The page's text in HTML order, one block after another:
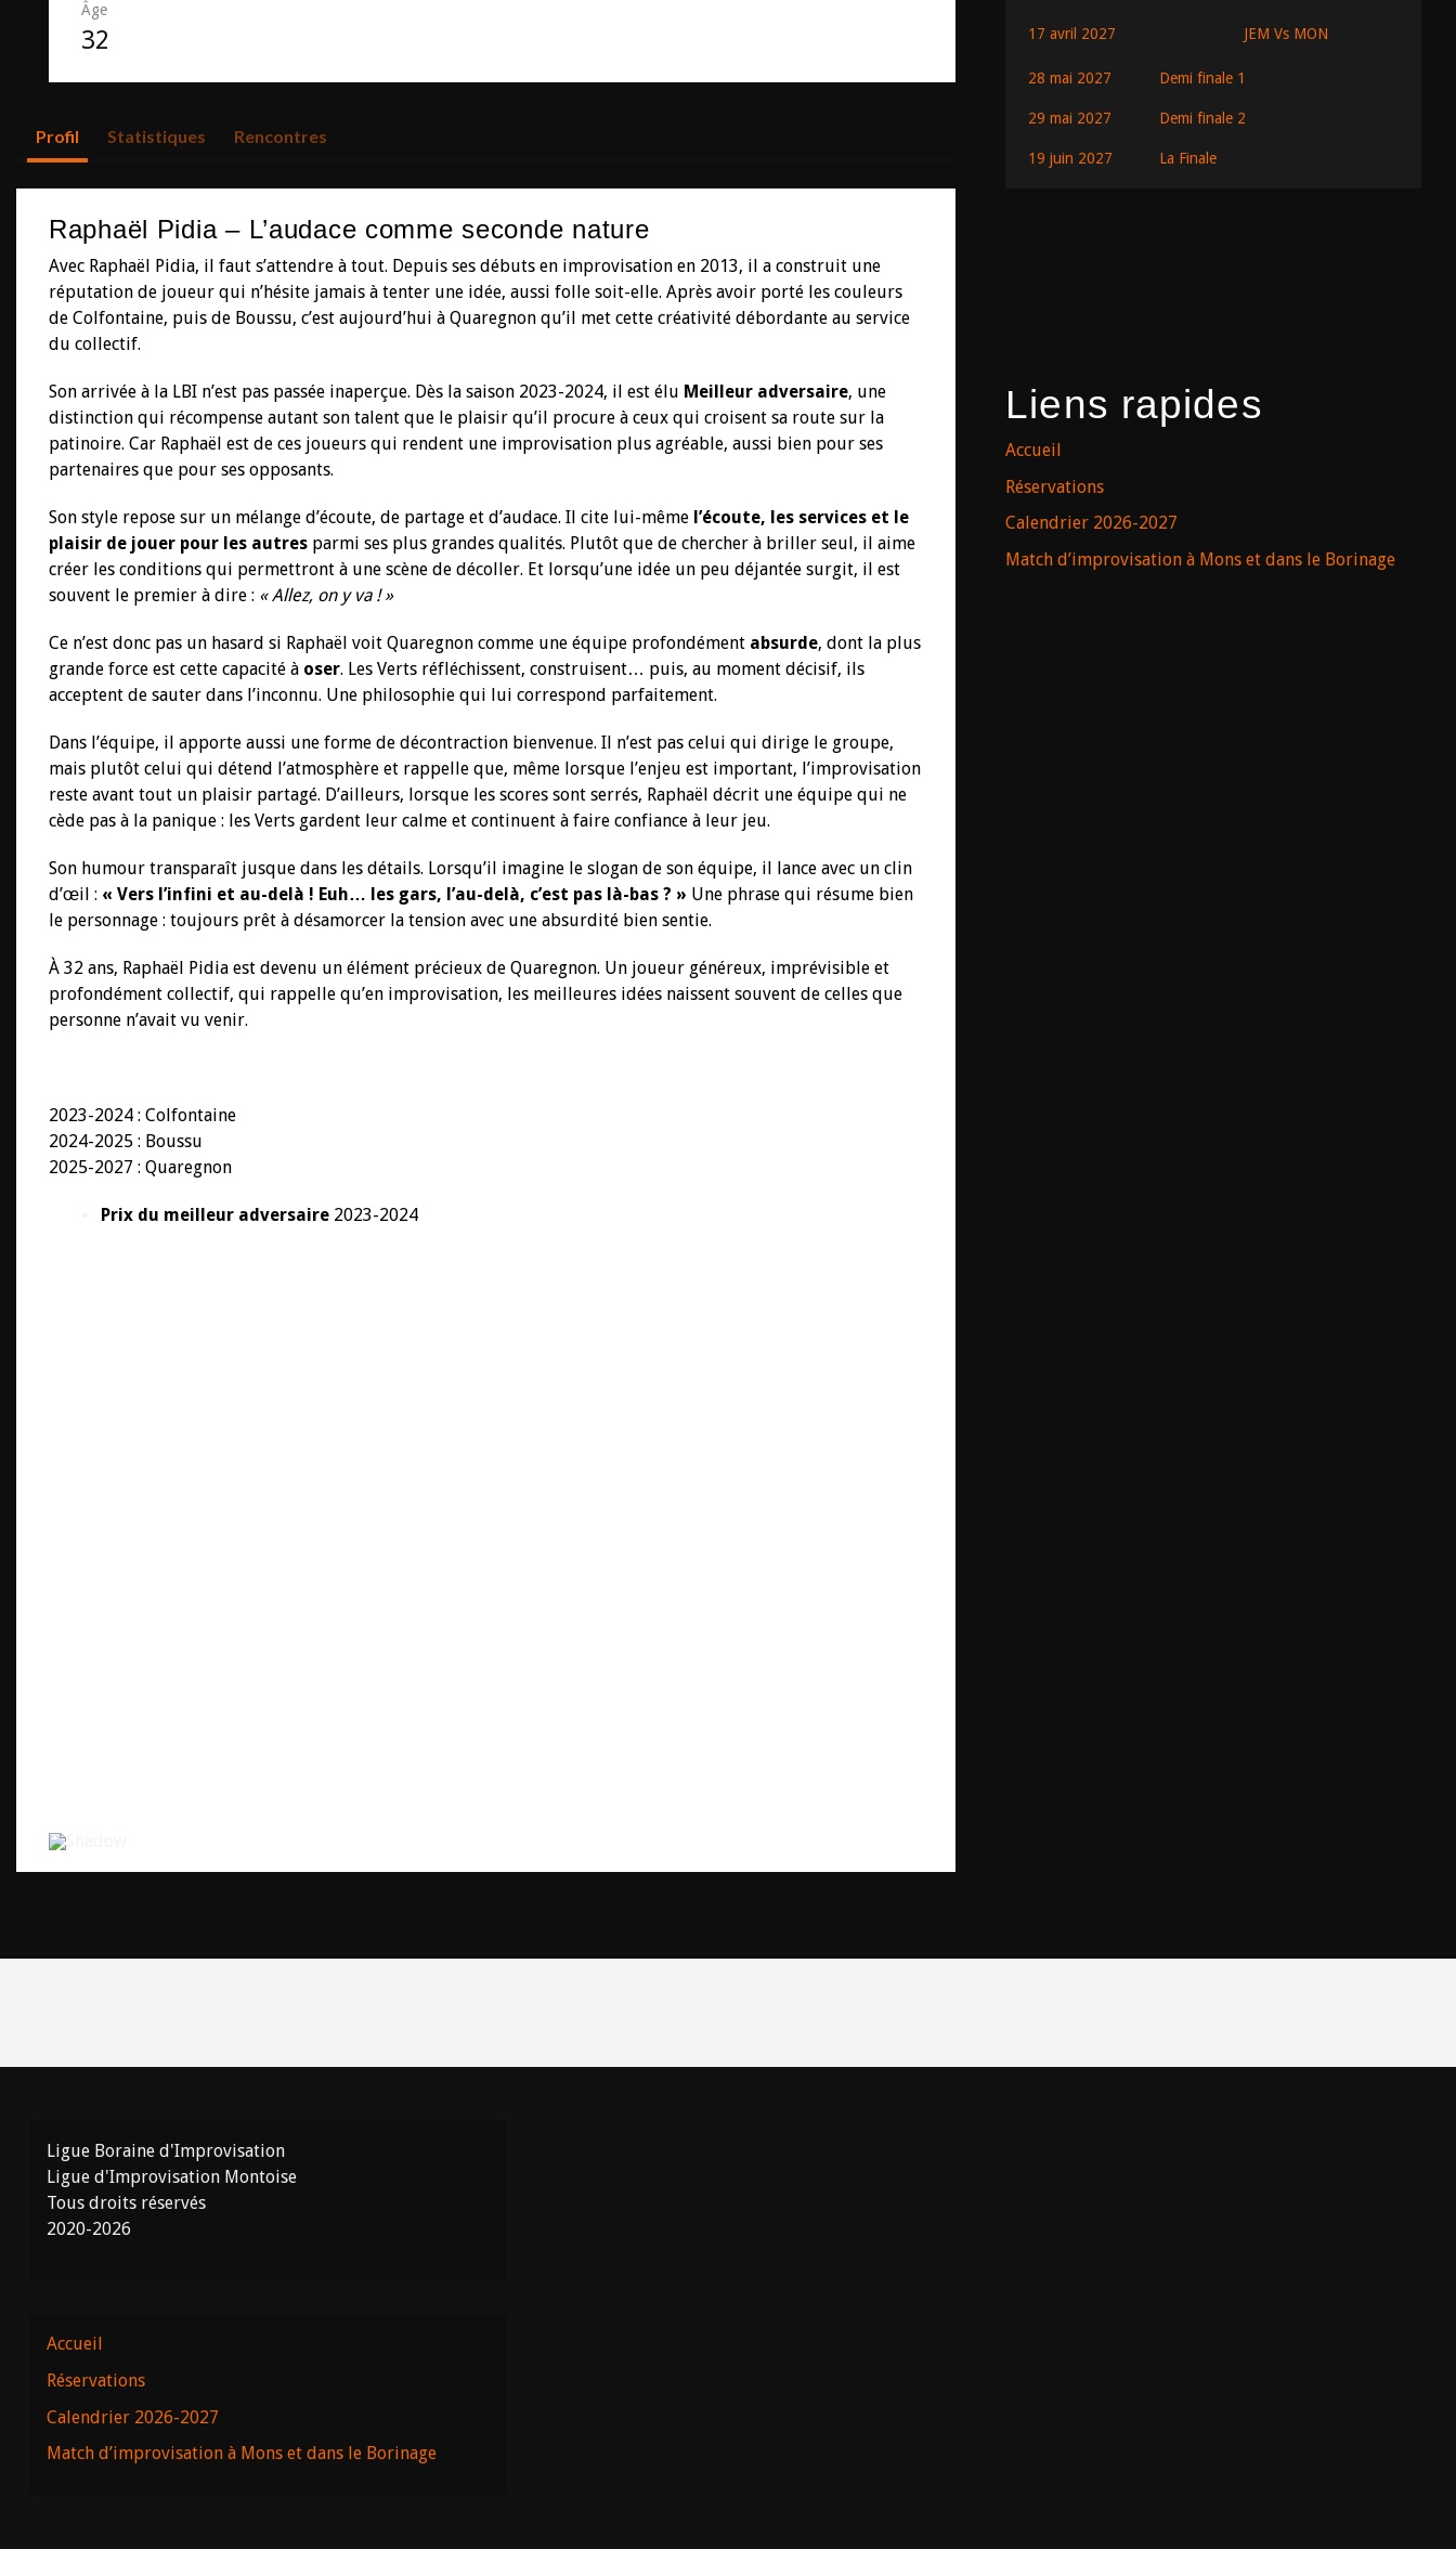
Âge
32
Profil Statistiques Rencontres
Raphaël Pidia – L’audace comme seconde nature
Avec Raphaël Pidia, il faut s’attendre à tout. Depuis ses débuts en improvisation en 2013, il a construit une
réputation de joueur qui n’hésite jamais à tenter une idée, aussi folle soit-elle. Après avoir porté les couleurs
de Colfontaine, puis de Boussu, c’est aujourd’hui à Quaregnon qu’il met cette créativité débordante au service
du collectif.
Son arrivée à la LBI n’est pas passée inaperçue. Dès la saison 2023-2024, il est élu Meilleur adversaire, une
distinction qui récompense autant son talent que le plaisir qu’il procure à ceux qui croisent sa route sur la
patinoire. Car Raphaël est de ces joueurs qui rendent une improvisation plus agréable, aussi bien pour ses
partenaires que pour ses opposants.
Son style repose sur un mélange d’écoute, de partage et d’audace. Il cite lui-même l’écoute, les services et le
plaisir de jouer pour les autres parmi ses plus grandes qualités. Plutôt que de chercher à briller seul, il aime
créer les conditions qui permettront à une scène de décoller. Et lorsqu’une idée un peu déjantée surgit, il est
souvent le premier à dire : « Allez, on y va ! »
Ce n’est donc pas un hasard si Raphaël voit Quaregnon comme une équipe profondément absurde, dont la plus
grande force est cette capacité à oser. Les Verts réfléchissent, construisent… puis, au moment décisif, ils
acceptent de sauter dans l’inconnu. Une philosophie qui lui correspond parfaitement.
Dans l’équipe, il apporte aussi une forme de décontraction bienvenue. Il n’est pas celui qui dirige le groupe,
mais plutôt celui qui détend l’atmosphère et rappelle que, même lorsque l’enjeu est important, l’improvisation
reste avant tout un plaisir partagé. D’ailleurs, lorsque les scores sont serrés, Raphaël décrit une équipe qui ne
cède pas à la panique : les Verts gardent leur calme et continuent à faire confiance à leur jeu.
Son humour transparaît jusque dans les détails. Lorsqu’il imagine le slogan de son équipe, il lance avec un clin
d’œil : « Vers l’infini et au-delà ! Euh… les gars, l’au-delà, c’est pas là-bas ? » Une phrase qui résume bien
le personnage : toujours prêt à désamorcer la tension avec une absurdité bien sentie.
À 32 ans, Raphaël Pidia est devenu un élément précieux de Quaregnon. Un joueur généreux, imprévisible et
profondément collectif, qui rappelle qu’en improvisation, les meilleures idées naissent souvent de celles que
personne n’avait vu venir.
2023-2024 : Colfontaine
2024-2025 : Boussu
2025-2027 : Quaregnon
Prix du meilleur adversaire 2023-2024
17 avril 2027 JEM Vs MON
28 mai 2027 Demi finale 1
29 mai 2027 Demi finale 2
19 juin 2027 La Finale
Liens rapides
Accueil
Réservations
Calendrier 2026-2027
Match d’improvisation à Mons et dans le Borinage
Ligue Boraine d'Improvisation
Ligue d'Improvisation Montoise
Tous droits réservés
2020-2026
Accueil
Réservations
Calendrier 2026-2027
Match d’improvisation à Mons et dans le Borinage